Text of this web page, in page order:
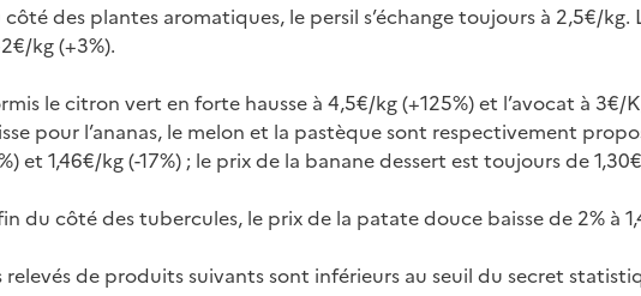
côté des plantes aromatiques, le persil s’échange toujours à 2,5€/
kg (+3%).
le citron vert en forte hausse à 4,5€/kg (+125%) et l’avocat à 3€/
pour l’ananas, le melon et la pastèque sont respectivement
et 1,46€/kg (-17%) ; le prix de la banane dessert est toujours de
du côté des tubercules, le prix de la patate douce baisse de 2% à
relevés de produits suivants sont inférieurs au seuil du secret